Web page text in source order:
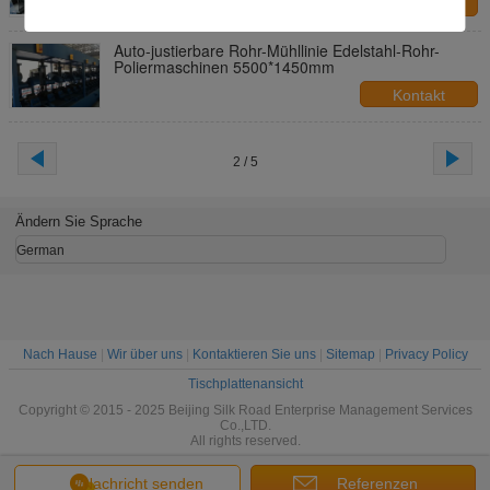
Auto-justierbare Rohr-Mühllinie Edelstahl-Rohr-
Poliermaschinen 5500*1450mm
Kontakt
2 / 5
Nachricht senden Referenzen
Ändern Sie Sprache
German
Nach Hause Wir über uns| Kontaktieren Sie uns| Sitemap
Privacy Policy
Tischplattenansicht
Copyright © 2015 - 2025 Beijing Silk Road Enterprise Management Services
Co.,LTD.
All rights reserved.